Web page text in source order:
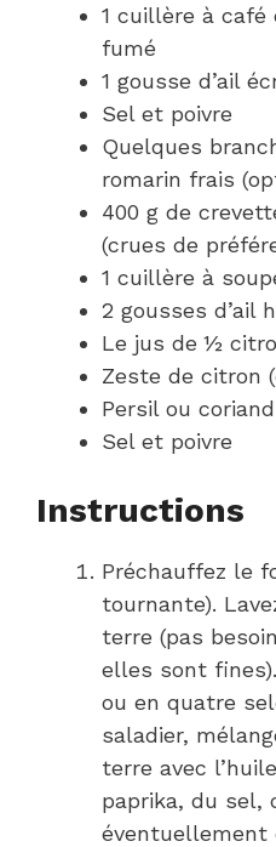
1 cuillère à café
fumé
1 gousse d’ail
Sel et poivre
Quelques
romarin frais
400 g de
(crues de
1 cuillère à
2 gousses d’ail
Le jus de ½
Zeste de citron
Persil ou
Sel et poivre
Instructions
Préchauffez le
tournante).
terre (pas
elles sont
ou en quatre
saladier,
terre avec
paprika, du sel,
éventuellement